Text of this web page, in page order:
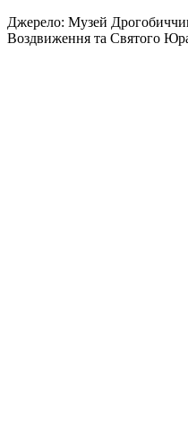
Джерело: Музей
Воздвиження та Святого